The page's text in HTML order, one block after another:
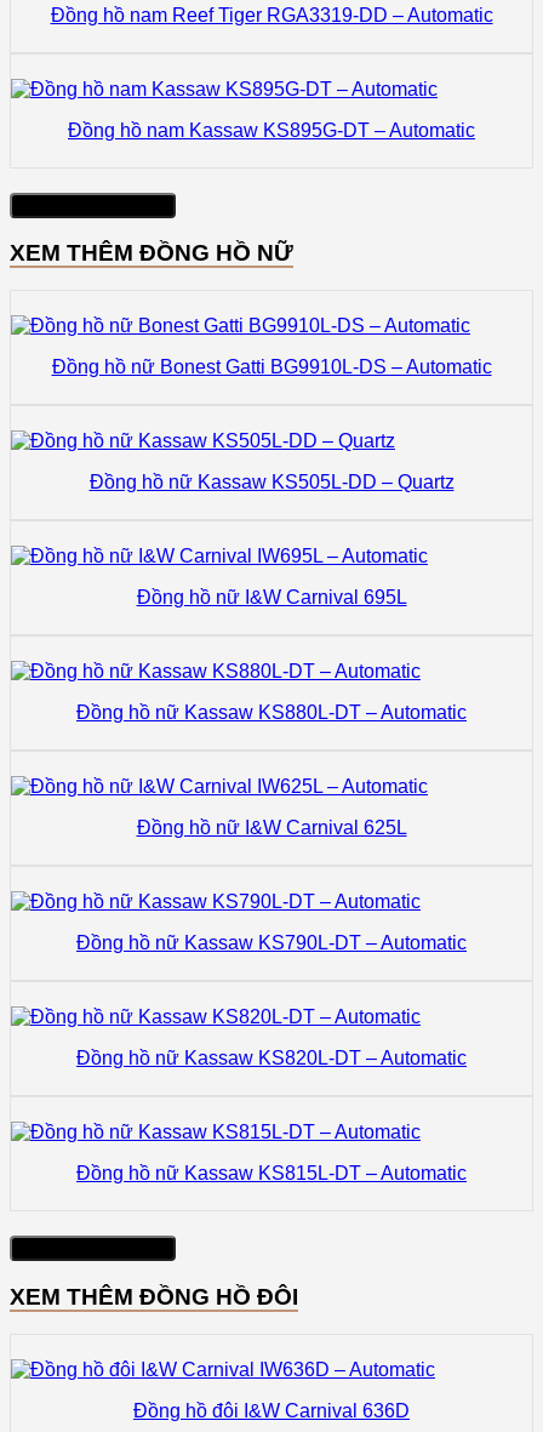
Đồng hồ nam Reef Tiger RGA3319-DD – Automatic
Đồng hồ nam Kassaw KS895G-DT – Automatic
XEM THÊM ĐỒNG HỒ NỮ
Đồng hồ nữ Bonest Gatti BG9910L-DS – Automatic
Đồng hồ nữ Kassaw KS505L-DD – Quartz
Đồng hồ nữ I&W Carnival 695L
Đồng hồ nữ Kassaw KS880L-DT – Automatic
Đồng hồ nữ I&W Carnival 625L
Đồng hồ nữ Kassaw KS790L-DT – Automatic
Đồng hồ nữ Kassaw KS820L-DT – Automatic
Đồng hồ nữ Kassaw KS815L-DT – Automatic
XEM THÊM ĐỒNG HỒ ĐÔI
Đồng hồ đôi I&W Carnival 636D